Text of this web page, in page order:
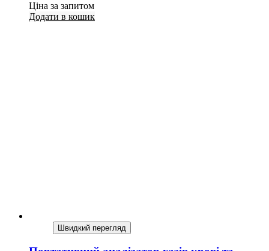
Ціна за запитом
Додати в кошик
Швидкий перегляд